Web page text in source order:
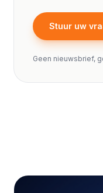
Stuur uw
Geen nieuwsbrief,